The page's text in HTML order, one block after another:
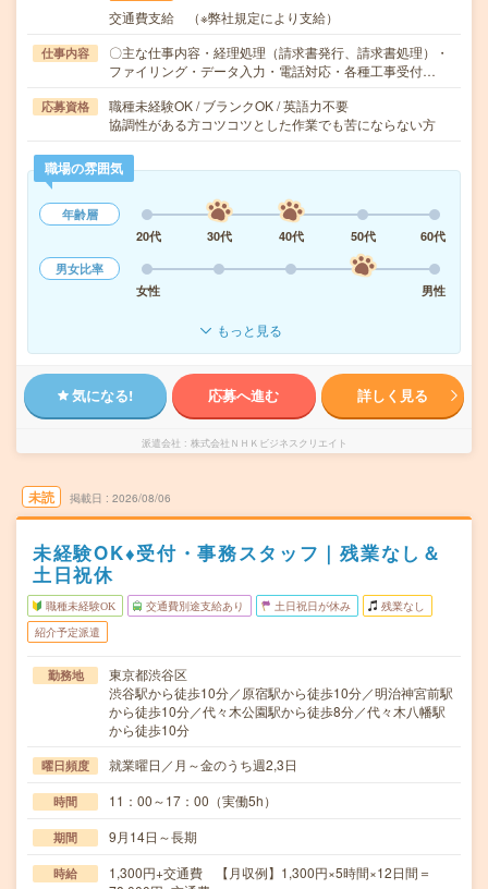
交通費支給 （※弊社規定により支給）
仕事内容
〇主な仕事内容・経理処理（請求書発行、請求書処理）・
ファイリング・データ入力・電話対応・各種工事受付…
応募資格
職種未経験OK / ブランクOK / 英語力不要
協調性がある方コツコツとした作業でも苦にならない方
職場の雰囲気
年齢層
20代
30代 40代 50代
60代
男女比率
女性
男性
もっと見る
気になる! 応募へ進む 詳しく見る
派遣会社 株式会社ＮＨＫビジネスクリエイト
未読 掲載日 2026/08/06
未経験OK♦受付・事務スタッフ｜残業なし＆
土日祝休
職種未経験OK 交通費別途支給あり 土日祝日が休み 残業なし
紹介予定派遣
勤務地
東京都渋谷区
渋谷駅から徒歩10分／原宿駅から徒歩10分／明治神宮前駅
から徒歩10分／代々木公園駅から徒歩8分／代々木八幡駅
から徒歩10分
曜日頻度 就業曜日／月～金のうち週2,3日
時間 11：00～17：00（実働5h）
期間 9月14日～長期
時給
1,300円+交通費 【月収例】1,300円×5時間×12日間＝